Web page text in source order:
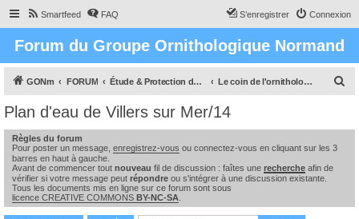
Smartfeed FAQ Connexion
S’enregistrer
Forum du Groupe Ornithologique Normand
GONm FORUM Étude & Protection des Oiseaux et de leurs milieux en Normandie Le coin de l'ornithologue : observations, études & enquêtes
Plan d'eau de Villers sur Mer/14
Règles du forum
Pour poster un message, enregistrez-vous ou connectez-vous en cliquant sur les 3
barres en haut à gauche.
Avant de commencer tout nouveau fil de discussion : faîtes une recherche afin de
vérifier si votre message peut répondre ou s'intégrer à une discussion existante.
Tous les documents mis en ligne sur ce forum sont sous
licence CREATIVE COMMONS BY-NC-SA